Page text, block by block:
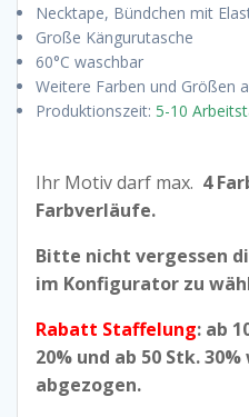
Necktape, Bündchen mit
Große Kängurutasche
60°C waschbar
Weitere Farben und Größen
Produktionszeit: 5-10
Ihr Motiv darf max. 4
Farbverläufe.
Bitte nicht vergessen
im Konfigurator zu
Rabatt Staffelung: ab
20% und ab 50 Stk.
abgezogen.